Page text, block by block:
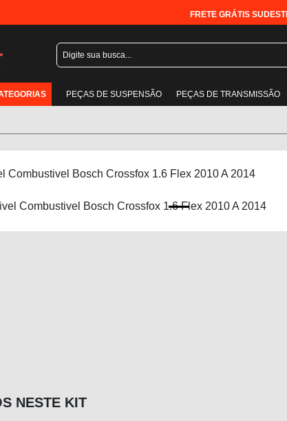
FRETE GRÁTIS
PEÇAS DE SUSPENSÃO PEÇAS DE TRANSMISSÃO
Combustivel Bosch Crossfox 1.6 Flex 2010 A 2014
NESTE KIT